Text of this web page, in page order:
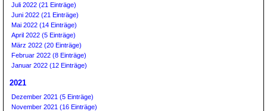
Juli 2022 (21 Einträge)
Juni 2022 (21 Einträge)
Mai 2022 (14 Einträge)
April 2022 (5 Einträge)
März 2022 (20 Einträge)
Februar 2022 (8 Einträge)
Januar 2022 (12 Einträge)
2021
Dezember 2021 (5 Einträge)
November 2021 (16 Einträge)